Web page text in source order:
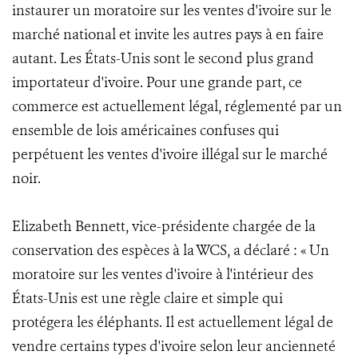
instaurer un moratoire sur les ventes d'ivoire sur le
marché national et invite les autres pays à en faire
autant. Les États-Unis sont le second plus grand
importateur d'ivoire. Pour une grande part, ce
commerce est actuellement légal, réglementé par un
ensemble de lois américaines confuses qui
perpétuent les ventes d'ivoire illégal sur le marché
noir.
Elizabeth Bennett, vice-présidente chargée de la
conservation des espèces à la WCS, a déclaré : « Un
moratoire sur les ventes d'ivoire à l'intérieur des
États-Unis est une règle claire et simple qui
protégera les éléphants. Il est actuellement légal de
vendre certains types d'ivoire selon leur ancienneté